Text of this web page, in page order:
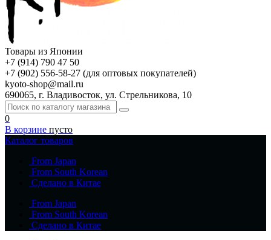
Товары из Японии
+7 (914) 790 47 50
+7 (902) 556-58-27 (для оптовых покупателей)
kyoto-shop@mail.ru
690065, г. Владивосток, ул. Стрельникова, 10
0
В корзине пусто
Каталог товаров
From Japan
From South Korean
Сделано в Китае
From Japan
From South Korean
Сделано в Китае